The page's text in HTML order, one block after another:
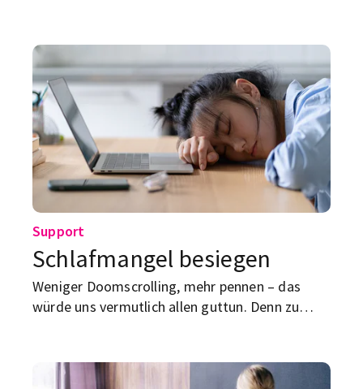
Kopfkino, null Konzentration und dem Gefühl,
dass plötzlich schon der Weg zur Vorlesung wie
ein emotionaler Hindernisparcours wirkt. Und
natürlich kommt Herzschmerz nie dann, wenn
der Kalender leer und das Leben entspannt ist.
Support
Schlafmangel besiegen
Weniger Doomscrolling, mehr pennen – das
würde uns vermutlich allen guttun. Denn zu